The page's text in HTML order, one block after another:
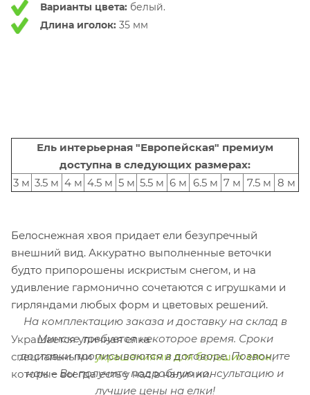
Варианты цвета: белый.
Длина иголок: 35 мм
Ель интерьерная "Европейская" премиум
доступна в следующих размерах:
3 м 3.5 м 4 м 4.5 м 5 м 5.5 м 6 м 6.5 м 7 м 7.5 м 8 м
Белоснежная хвоя придает ели безупречный
внешний вид. Аккуратно выполненные веточки
будто припорошены искристым снегом, и на
удивление гармонично сочетаются с игрушками и
гирляндами любых форм и цветовых решений.
Украшается уличная елка
специальнымиукрашениями для больших елок,
которые всегда есть у нас в наличии.
На комплектацию заказа и доставку на склад в
Минске требуется некоторое время. Сроки
доставки прописываются в договоре. Позвоните
нам – Вы получите подробную консультацию и
лучшие цены на елки!